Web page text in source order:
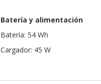
Batería y alimentación
Batería: 54 Wh
Cargador: 45 W